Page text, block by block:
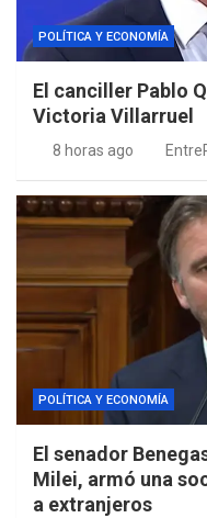
POLÍTICA Y ECONOMÍA
El canciller Pablo
Victoria Villarruel
8 horas ago
POLÍTICA Y ECONOMÍA
El senador
Milei, armó una
a extranjeros